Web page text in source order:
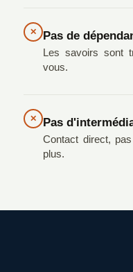
✕ Pas de
Les savoirs sont
vous.
✕ Pas
Contact direct,
plus.